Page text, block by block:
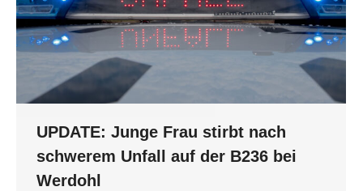
UPDATE: Junge Frau stirbt nach
schwerem Unfall auf der B236 bei
Werdohl